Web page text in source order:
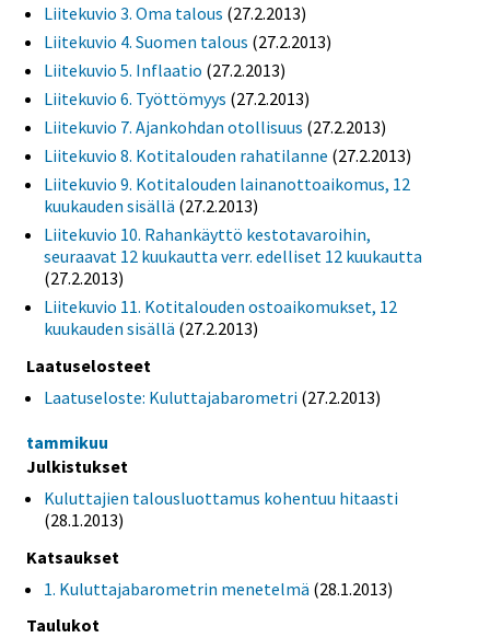
Liitekuvio 3. Oma talous (27.2.2013)
Liitekuvio 4. Suomen talous (27.2.2013)
Liitekuvio 5. Inflaatio (27.2.2013)
Liitekuvio 6. Työttömyys (27.2.2013)
Liitekuvio 7. Ajankohdan otollisuus (27.2.2013)
Liitekuvio 8. Kotitalouden rahatilanne (27.2.2013)
Liitekuvio 9. Kotitalouden lainanottoaikomus, 12
kuukauden sisällä (27.2.2013)
Liitekuvio 10. Rahankäyttö kestotavaroihin,
seuraavat 12 kuukautta verr. edelliset 12 kuukautta
(27.2.2013)
Liitekuvio 11. Kotitalouden ostoaikomukset, 12
kuukauden sisällä (27.2.2013)
Laatuselosteet
Laatuseloste: Kuluttajabarometri (27.2.2013)
tammikuu
Julkistukset
Kuluttajien talousluottamus kohentuu hitaasti
(28.1.2013)
Katsaukset
1. Kuluttajabarometrin menetelmä (28.1.2013)
Taulukot